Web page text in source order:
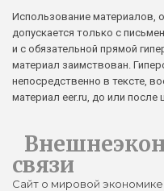
Использование материалов,
допускается только с
и с обязательной прямой
материал заимствован.
непосредственно в тексте,
материал eer.ru, до или после
связи
Сайт о мировой